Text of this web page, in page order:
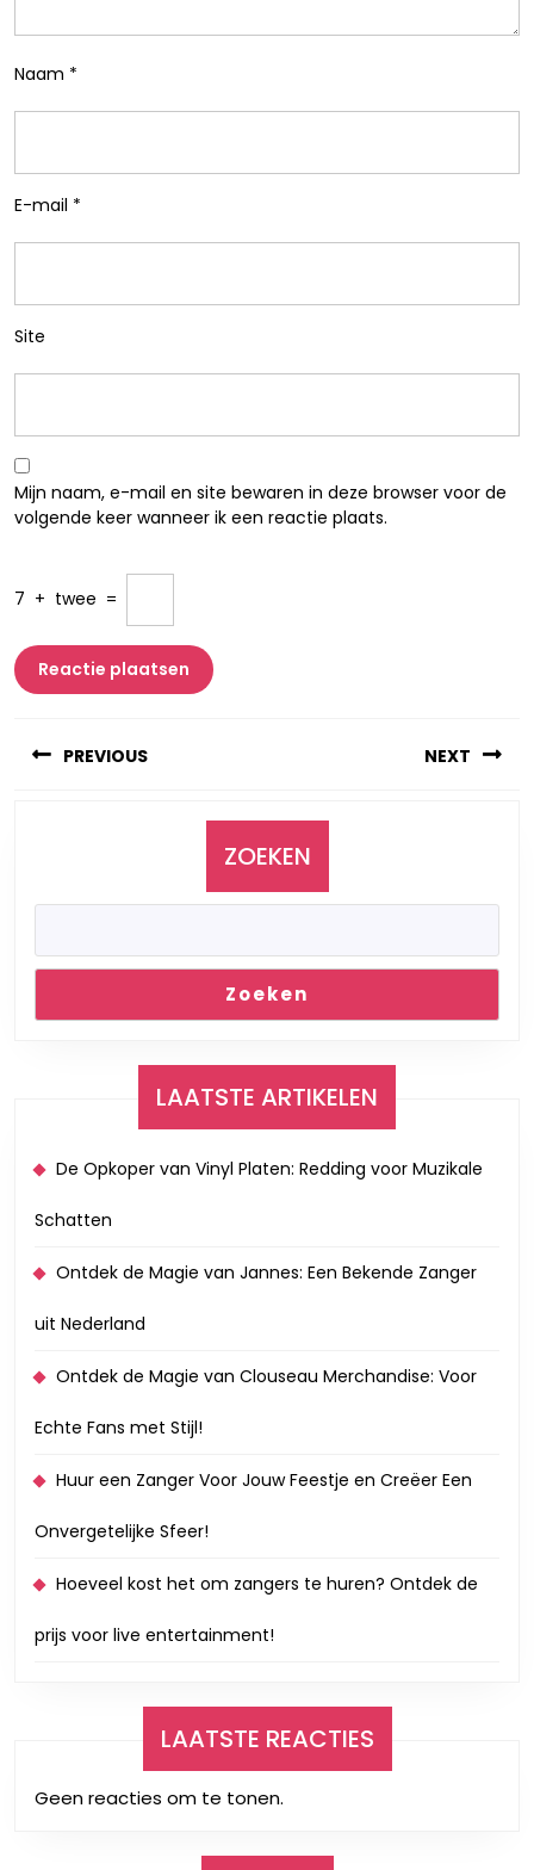
Naam *
E-mail *
Site
Mijn naam, e-mail en site bewaren in deze browser voor de
volgende keer wanneer ik een reactie plaats.
7 + twee =
PREVIOUS NEXT
Volgend
bericht:
ZOEKEN
Zoeken
LAATSTE ARTIKELEN
De Opkoper van Vinyl Platen: Redding voor Muzikale
Schatten
Ontdek de Magie van Jannes: Een Bekende Zanger
uit Nederland
Ontdek de Magie van Clouseau Merchandise: Voor
Echte Fans met Stijl!
Huur een Zanger Voor Jouw Feestje en Creëer Een
Onvergetelijke Sfeer!
Hoeveel kost het om zangers te huren? Ontdek de
prijs voor live entertainment!
LAATSTE REACTIES
Geen reacties om te tonen.